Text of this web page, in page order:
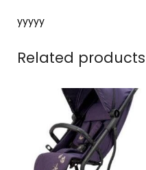
yyyyy
Related products